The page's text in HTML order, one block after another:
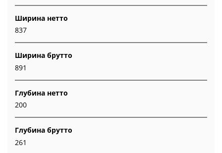
Ширина нетто
837
Ширина брутто
891
Глубина нетто
200
Глубина брутто
261